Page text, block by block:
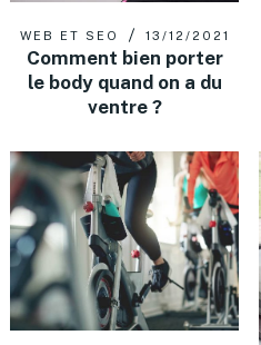
WEB ET SEO 13/12/2021
Comment bien porter
le body quand on a du
ventre ?